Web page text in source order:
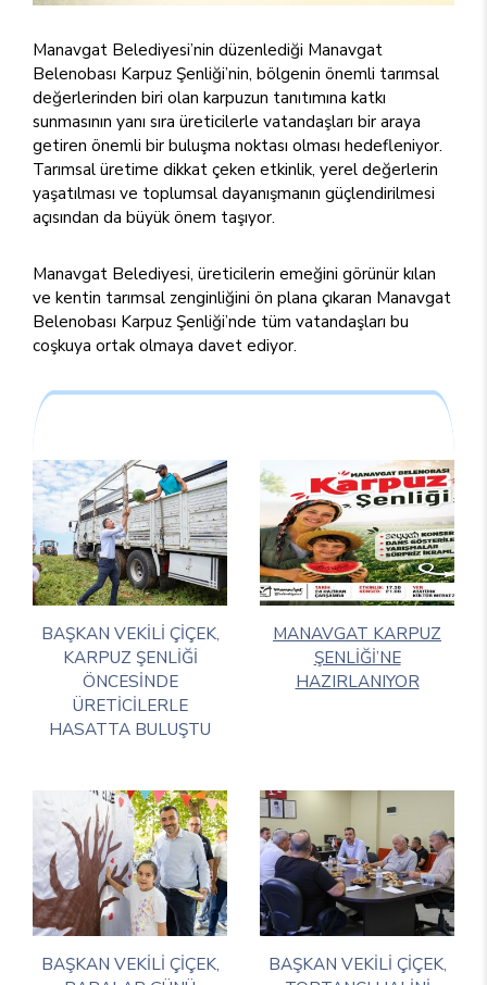
Manavgat Belediyesi’nin düzenlediği Manavgat
Belenobası Karpuz Şenliği’nin, bölgenin önemli tarımsal
değerlerinden biri olan karpuzun tanıtımına katkı
sunmasının yanı sıra üreticilerle vatandaşları bir araya
getiren önemli bir buluşma noktası olması hedefleniyor.
Tarımsal üretime dikkat çeken etkinlik, yerel değerlerin
yaşatılması ve toplumsal dayanışmanın güçlendirilmesi
açısından da büyük önem taşıyor.
Manavgat Belediyesi, üreticilerin emeğini görünür kılan
ve kentin tarımsal zenginliğini ön plana çıkaran Manavgat
Belenobası Karpuz Şenliği’nde tüm vatandaşları bu
coşkuya ortak olmaya davet ediyor.
BAŞKAN VEKİLİ ÇİÇEK,
KARPUZ ŞENLİĞİ
ÖNCESİNDE
ÜRETİCİLERLE
HASATTA BULUŞTU
MANAVGAT KARPUZ
ŞENLİĞİ’NE
HAZIRLANIYOR
BAŞKAN VEKİLİ ÇİÇEK,
BAŞKAN VEKİLİ ÇİÇEK,